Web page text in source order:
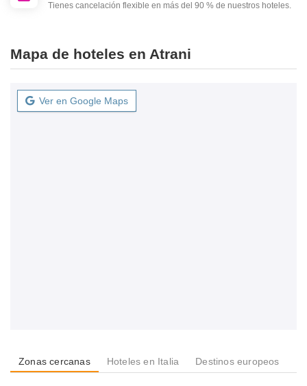
Tienes cancelación flexible en más del 90 % de nuestros hoteles.
Mapa de hoteles en Atrani
Ver en Google Maps
Zonas cercanas Hoteles en Italia Destinos europeos